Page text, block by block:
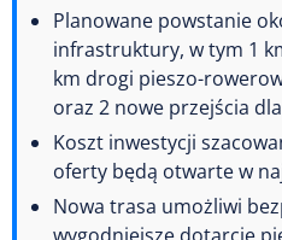
Planowane powstanie
infrastruktury, w tym 1
km drogi pieszo-
oraz 2 nowe przejścia
Koszt inwestycji
oferty będą otwarte w
Nowa trasa umożliwi